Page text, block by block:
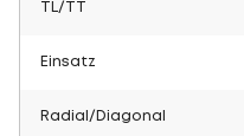
TL/TT
Einsatz
Radial/Diagonal